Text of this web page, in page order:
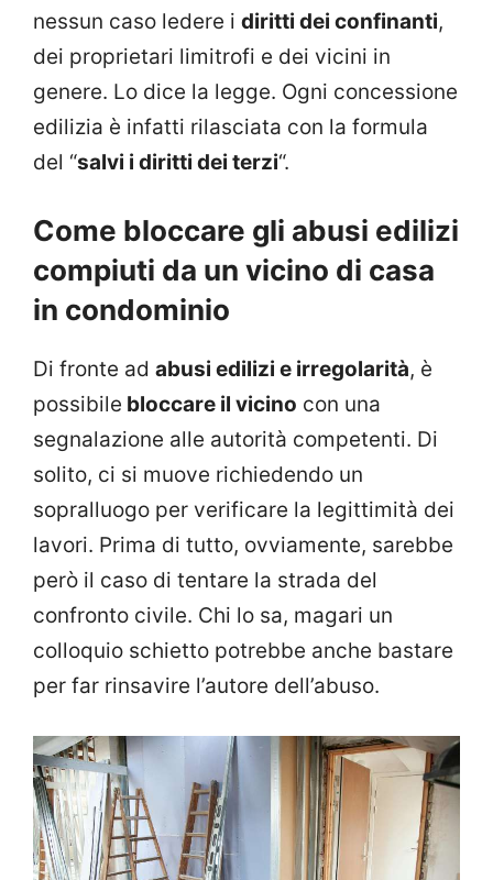
nessun caso ledere i diritti dei confinanti,
dei proprietari limitrofi e dei vicini in
genere. Lo dice la legge. Ogni concessione
edilizia è infatti rilasciata con la formula
del “salvi i diritti dei terzi“.
Come bloccare gli abusi edilizi
compiuti da un vicino di casa
in condominio
Di fronte ad abusi edilizi e irregolarità, è
possibile bloccare il vicino con una
segnalazione alle autorità competenti. Di
solito, ci si muove richiedendo un
sopralluogo per verificare la legittimità dei
lavori. Prima di tutto, ovviamente, sarebbe
però il caso di tentare la strada del
confronto civile. Chi lo sa, magari un
colloquio schietto potrebbe anche bastare
per far rinsavire l’autore dell’abuso.